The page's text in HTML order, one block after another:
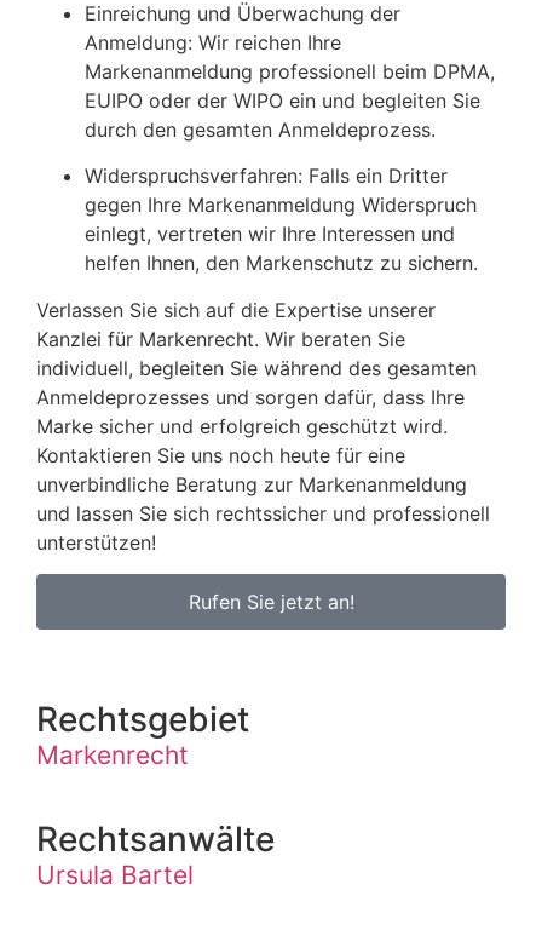
Einreichung und Überwachung der
Anmeldung: Wir reichen Ihre
Markenanmeldung professionell beim DPMA,
EUIPO oder der WIPO ein und begleiten Sie
durch den gesamten Anmeldeprozess.
Widerspruchsverfahren: Falls ein Dritter
gegen Ihre Markenanmeldung Widerspruch
einlegt, vertreten wir Ihre Interessen und
helfen Ihnen, den Markenschutz zu sichern.
Verlassen Sie sich auf die Expertise unserer
Kanzlei für Markenrecht. Wir beraten Sie
individuell, begleiten Sie während des gesamten
Anmeldeprozesses und sorgen dafür, dass Ihre
Marke sicher und erfolgreich geschützt wird.
Kontaktieren Sie uns noch heute für eine
unverbindliche Beratung zur Markenanmeldung
und lassen Sie sich rechtssicher und professionell
unterstützen!
Rufen Sie jetzt an!
Rechtsgebiet
Markenrecht
Rechtsanwälte
Ursula Bartel